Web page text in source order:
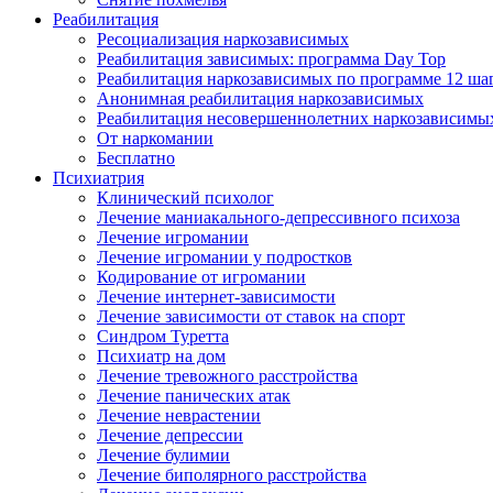
Реабилитация
Ресоциализация наркозависимых
Реабилитация зависимых: программа Day Top
Реабилитация наркозависимых по программе 12
Анонимная реабилитация наркозависимых
Реабилитация несовершеннолетних
От наркомании
Бесплатно
Психиатрия
Клинический психолог
Лечение маниакального-депрессивного психоза
Лечение игромании
Лечение игромании у подростков
Кодирование от игромании
Лечение интернет-зависимости
Лечение зависимости от ставок на спорт
Синдром Туретта
Психиатр на дом
Лечение тревожного расстройства
Лечение панических атак
Лечение неврастении
Лечение депрессии
Лечение булимии
Лечение биполярного расстройства